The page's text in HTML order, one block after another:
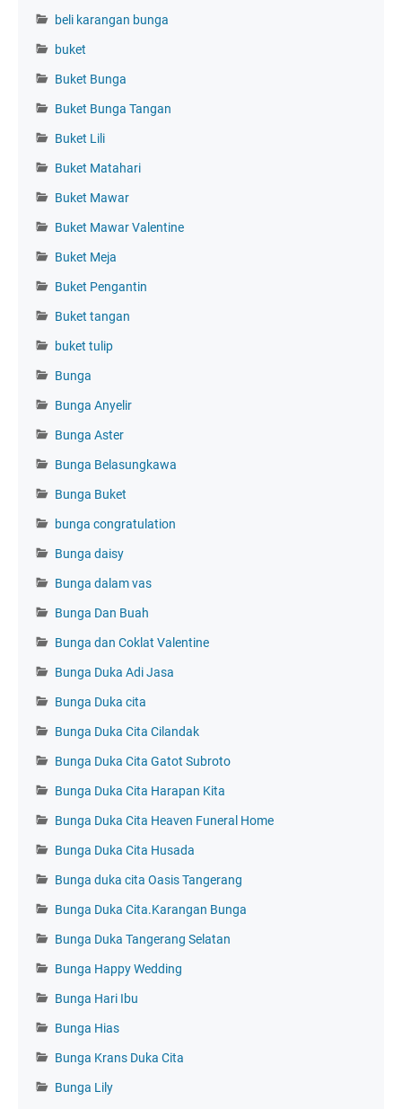
beli karangan bunga
buket
Buket Bunga
Buket Bunga Tangan
Buket Lili
Buket Matahari
Buket Mawar
Buket Mawar Valentine
Buket Meja
Buket Pengantin
Buket tangan
buket tulip
Bunga
Bunga Anyelir
Bunga Aster
Bunga Belasungkawa
Bunga Buket
bunga congratulation
Bunga daisy
Bunga dalam vas
Bunga Dan Buah
Bunga dan Coklat Valentine
Bunga Duka Adi Jasa
Bunga Duka cita
Bunga Duka Cita Cilandak
Bunga Duka Cita Gatot Subroto
Bunga Duka Cita Harapan Kita
Bunga Duka Cita Heaven Funeral Home
Bunga Duka Cita Husada
Bunga duka cita Oasis Tangerang
Bunga Duka Cita.Karangan Bunga
Bunga Duka Tangerang Selatan
Bunga Happy Wedding
Bunga Hari Ibu
Bunga Hias
Bunga Krans Duka Cita
Bunga Lily